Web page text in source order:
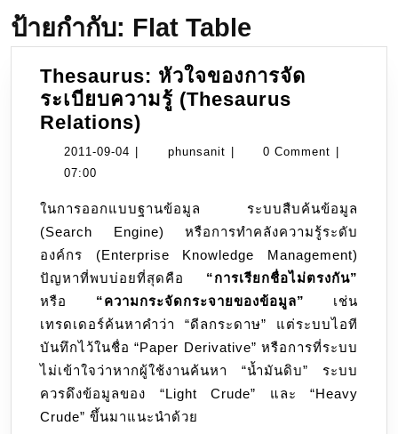
ป้ายกำกับ: Flat Table
Thesaurus: หัวใจของการจัด
ระเบียบความรู้ (Thesaurus
Relations)
หัวใจ
จัด
ระเบียบ
ความ
รู้
(Thesaurus
Relations)
2011-09-04 2011-
phunsanit phunsanit0 Comment
07:00
ในการออกแบบฐานข้อมูล ระบบสืบค้นข้อมูล
(Search Engine) หรือการทำคลังความรู้ระดับ
องค์กร (Enterprise Knowledge Management)
ปัญหาที่พบบ่อยที่สุดคือ “การเรียกชื่อไม่ตรงกัน”
หรือ “ความกระจัดกระจายของข้อมูล” เช่น
เทรดเดอร์ค้นหาคำว่า “ดีลกระดาษ” แต่ระบบไอที
บันทึกไว้ในชื่อ “Paper Derivative” หรือการที่ระบบ
ไม่เข้าใจว่าหากผู้ใช้งานค้นหา “น้ำมันดิบ” ระบบ
ควรดึงข้อมูลของ “Light Crude” และ “Heavy
Crude” ขึ้นมาแนะนำด้วย